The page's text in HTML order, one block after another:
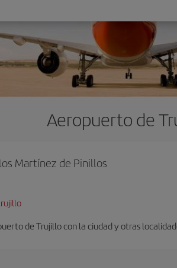
Aeropuerto de
Martínez de Pinillos
de Trujillo con la ciudad y otras